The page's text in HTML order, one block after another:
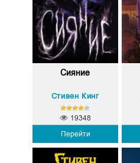
Сияние
Стивен Кинг
Перейти
19348